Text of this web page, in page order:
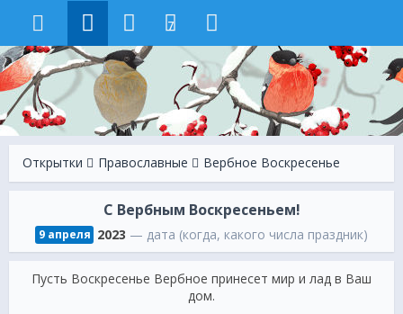
7
Открытки Православные Вербное Воскресенье
С Вербным Воскресеньем!
9 апреля 2023 — дата (когда, какого числа праздник)
Пусть Воскресенье Вербное принесет мир и лад в Ваш
дом.